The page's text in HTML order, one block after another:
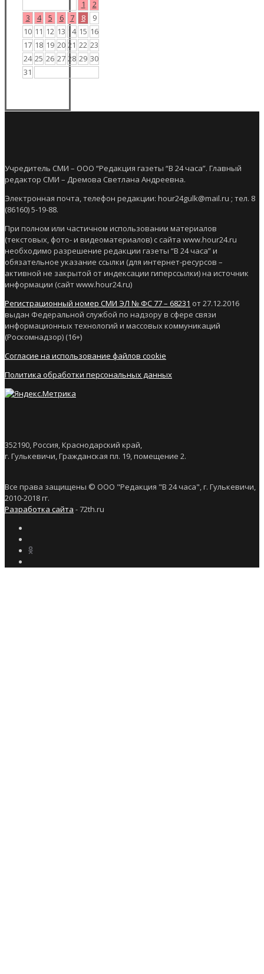
1
2
3
4 5 6 7 8
9
10 11 12 13 14 15 16
17 18 19 20 21 22 23
24 25 26 27 28 29 30
31
Учредитель СМИ – ООО “Редакция газеты “В 24 часа”. Главный
редактор СМИ – Дремова Светлана Андреевна.
Электронная почта, телефон редакции: hour24gulk@mail.ru ; тел. 8
(86160) 5-19-88.
При полном или частичном использовании материалов
(текстовых, фото- и видеоматериалов) с сайта www.hour24.ru
необходимо разрешение редакции газеты “В 24 часа” и
обязательное указание ссылки (для интернет-ресурсов –
активной не закрытой от индексации гиперссылки) на источник
информации (сайт www.hour24.ru)
Регистрационный номер СМИ ЭЛ № ФС 77 – 68231 от 27.12.2016
выдан Федеральной службой по надзору в сфере связи
информационных технологий и массовых коммуникаций
(Роскомнадзор) (16+)
Согласие на использование файлов cookie
Политика обработки персональных данных
352190, Россия, Краснодарский край,
г. Гулькевичи, Гражданская пл. 19, помещение 2.
Все права защищены © ООО "Редакция "В 24 часа", г. Гулькевичи,
2010-2018 гг.
Разработка сайта - 72th.ru